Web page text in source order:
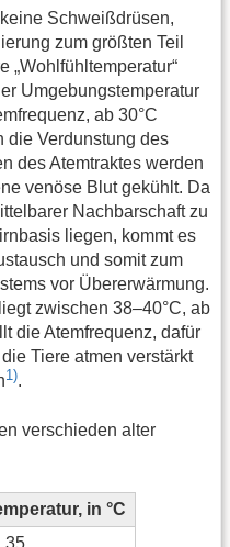
Schweißdrüsen,
zum größten Teil
„Wohlfühltemperatur“
Umgebungstemperatur
ab 30°C
die Verdunstung des
des Atemtraktes werden
venöse Blut gekühlt. Da
Nachbarschaft zu
liegen, kommt es
und somit zum
vor Übererwärmung.
zwischen 38–40°C, ab
die Atemfrequenz, dafür
Tiere atmen verstärkt
1).
verschieden alter
in °C
35